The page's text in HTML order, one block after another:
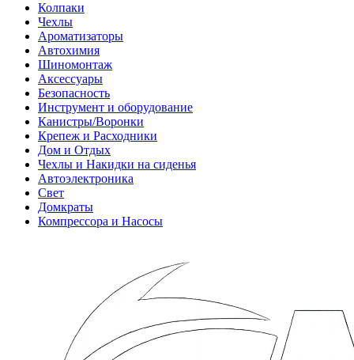
Колпаки
Чехлы
Ароматизаторы
Автохимия
Шиномонтаж
Аксессуары
Безопасность
Инструмент и оборудование
Канистры/Воронки
Крепеж и Расходники
Дом и Отдых
Чехлы и Накидки на сиденья
Автоэлектроника
Свет
Домкраты
Компрессора и Насосы